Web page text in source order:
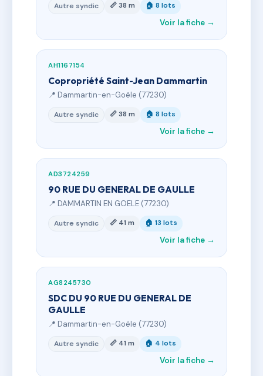
Autre syndic 📏 38 m 🏠 8 lots
Voir la fiche →
AH1167154
Copropriété Saint-Jean Dammartin
📍 Dammartin-en-Goële (77230)
Autre syndic 📏 38 m 🏠 8 lots
Voir la fiche →
AD3724259
90 RUE DU GENERAL DE GAULLE
📍 DAMMARTIN EN GOELE (77230)
Autre syndic 📏 41 m 🏠 13 lots
Voir la fiche →
AG8245730
SDC DU 90 RUE DU GENERAL DE
GAULLE
📍 Dammartin-en-Goële (77230)
Autre syndic 📏 41 m 🏠 4 lots
Voir la fiche →